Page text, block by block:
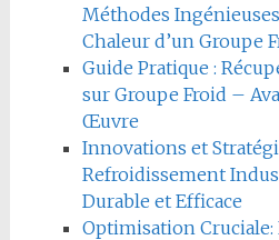
Méthodes
Chaleur d’un Groupe
Guide Pratique :
sur Groupe Froid –
Œuvre
Innovations et
Refroidissement
Durable et Efficace
Optimisation Cruciale: